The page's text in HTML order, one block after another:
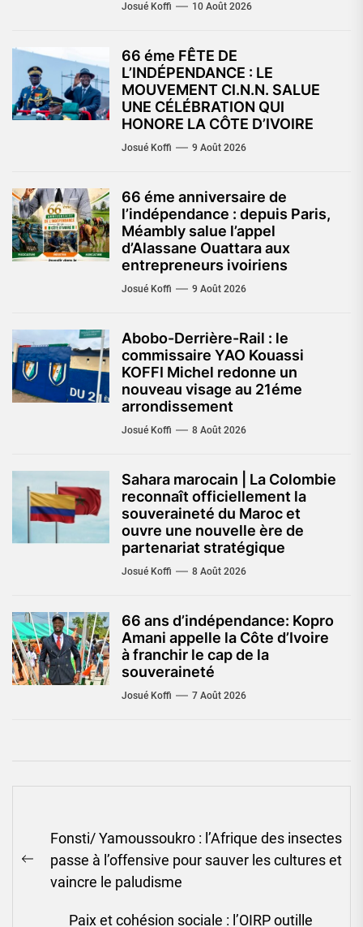
Josué Koffi 10 Août 2026
66 éme FÊTE DE
L’INDÉPENDANCE : LE
MOUVEMENT CI.N.N. SALUE
UNE CÉLÉBRATION QUI
HONORE LA CÔTE D’IVOIRE
Josué Koffi 9 Août 2026
66 éme anniversaire de
l’indépendance : depuis Paris,
Méambly salue l’appel
d’Alassane Ouattara aux
entrepreneurs ivoiriens
Josué Koffi 9 Août 2026
Abobo-Derrière-Rail : le
commissaire YAO Kouassi
KOFFI Michel redonne un
nouveau visage au 21éme
arrondissement
Josué Koffi 8 Août 2026
Sahara marocain | La Colombie
reconnaît officiellement la
souveraineté du Maroc et
ouvre une nouvelle ère de
partenariat stratégique
Josué Koffi 8 Août 2026
66 ans d’indépendance: Kopro
Amani appelle la Côte d’Ivoire
à franchir le cap de la
souveraineté
Josué Koffi 7 Août 2026
de
l’article
Previous
Fonsti/ Yamoussoukro : l’Afrique des insectes
passe à l’offensive pour sauver les cultures et
vaincre le paludisme
Paix et cohésion sociale : l’OIRP outille